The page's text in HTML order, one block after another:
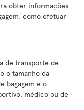
obter informações
como efetuar
de transporte de
o tamanho da
bagagem e o
médico ou de